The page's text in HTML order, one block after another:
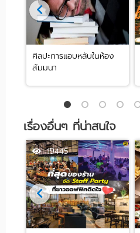
ศิลปะการแอบหลับในห้อง
สัมมนา
เรื่องอื่นๆ ที่น่าสนใจ
19445